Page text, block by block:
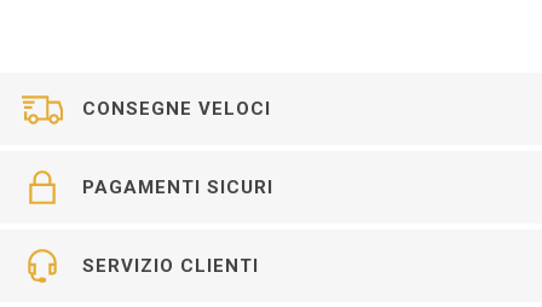
CONSEGNE VELOCI
PAGAMENTI SICURI
SERVIZIO CLIENTI